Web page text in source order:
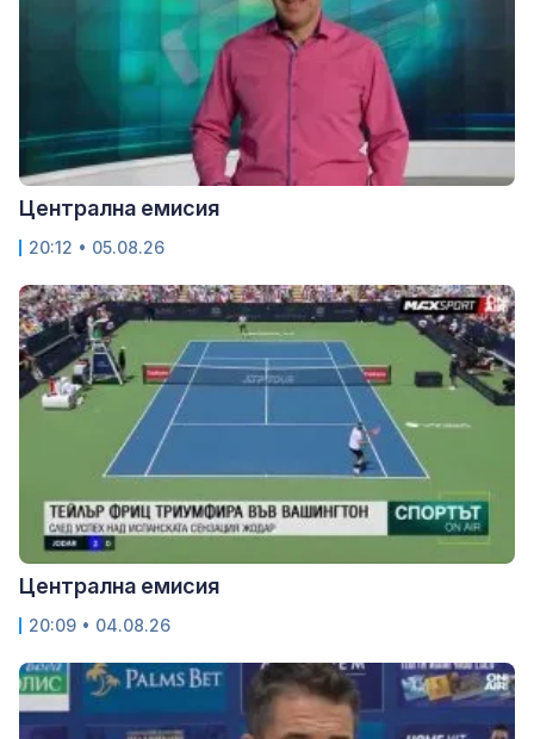
Централна емисия
20:12 • 05.08.26
Централна емисия
20:09 • 04.08.26